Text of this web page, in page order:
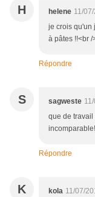
H helene 11/
je crois qu'un
à pâtes !!<br
Répondre
S sagweste
que de
Répondre
K kola 11/07/